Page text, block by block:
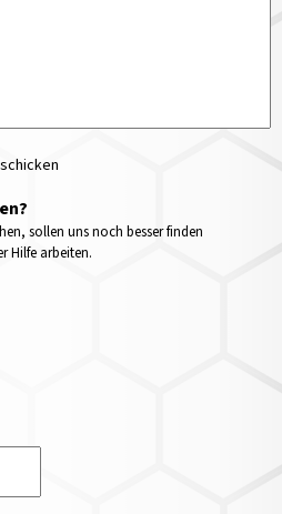
sollen uns noch besser finden
Hilfe arbeiten.